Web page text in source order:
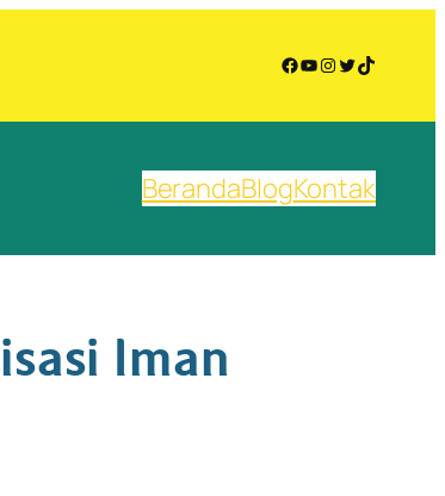
Facebook
YouTube
Instagram
Twitter
TikTok
BerandaBlogKontak
Iman